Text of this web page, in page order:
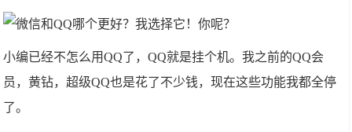
​​小编已经不怎么用QQ了，QQ就是挂个机。我之前的QQ会
员，黄钻，超级QQ也是花了不少钱，现在这些功能我都全停
了。